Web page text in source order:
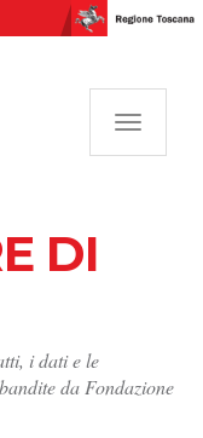
DI
i dati e le
da Fondazione